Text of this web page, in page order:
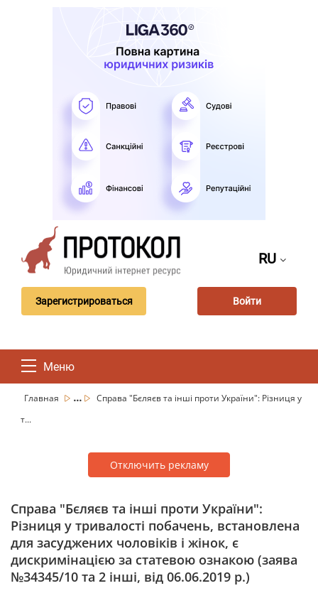
RU
Зарегистрироваться Войти
Меню
Главная ...
Справа "Бєляєв та інші проти України": Різниця у
т...
Отключить рекламу
Справа "Бєляєв та інші проти України":
Різниця у тривалості побачень, встановлена
для засуджених чоловіків і жінок, є
дискримінацією за статевою ознакою (заява
№34345/10 та 2 інші, від 06.06.2019 р.)